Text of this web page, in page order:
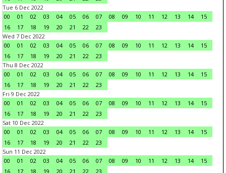
Tue 6 Dec 2022
00
01 02 03 04 05 06 07 08 09 10 11 12 13 14
15
16
17 18 19 20 21 22
23
Wed 7 Dec 2022
00
01 02 03 04 05 06 07 08 09 10 11 12 13 14
15
16
17 18 19 20 21 22
23
Thu 8 Dec 2022
00
01 02 03 04 05 06 07 08 09 10 11 12 13 14
15
16
17 18 19 20 21 22
23
Fri 9 Dec 2022
00
01 02 03 04 05 06 07 08 09 10 11 12 13 14
15
16
17 18 19 20 21 22
23
Sat 10 Dec 2022
00
01 02 03 04 05 06 07 08 09 10 11 12 13 14
15
16
17 18 19 20 21 22
23
Sun 11 Dec 2022
00
01 02 03 04 05 06 07 08 09 10 11 12 13 14
15
16
17 18 19 20 21 22
23